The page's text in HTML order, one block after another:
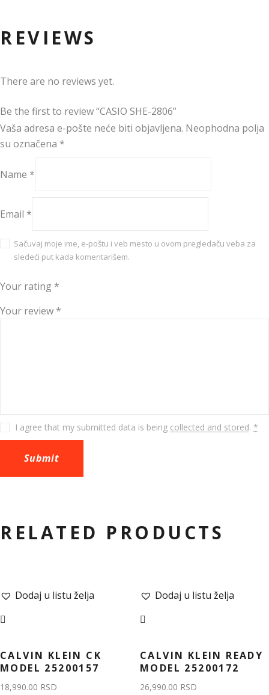
REVIEWS
There are no reviews yet.
Be the first to review “CASIO SHE-2806”
Vaša adresa e-pošte neće biti objavljena. Neophodna polja
su označena *
Name *
Email *
Sačuvaj moje ime, e-poštu i veb mesto u ovom pregledaču veba za
sledeći put kada komentarišem.
Your rating *
Your review *
I agree that my submitted data is being collected and stored.*
RELATED PRODUCTS
Dodaj u listu želja
CALVIN KLEIN CK
MODEL 25200157
18,990.00 RSD
Dodaj u listu želja
CALVIN KLEIN READY
MODEL 25200172
26,990.00 RSD